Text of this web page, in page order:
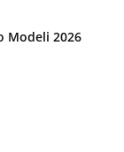
Modeli 2026